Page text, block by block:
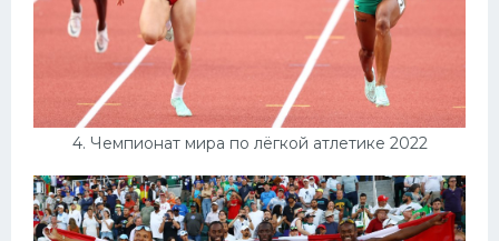
4. Чемпионат мира по лёгкой атлетике 2022